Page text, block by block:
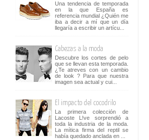
Una tendencia de temporada
en la que España es
referencia mundial ¿Quién me
iba a decir a mí que un día
llegaría a escribir un artícu...
Cabezas a la moda
Descubre los cortes de pelo
que se llevan esta temporada.
¿Te atreves con un cambio
de look ? Para que nuestra
imagen sea actual y cui...
El impacto del cocodrilo
La primera colección de
Lacoste L!ve sorprendió a
toda la industria de la moda.
La mítica firma del reptil se
había quedado anclada en ...